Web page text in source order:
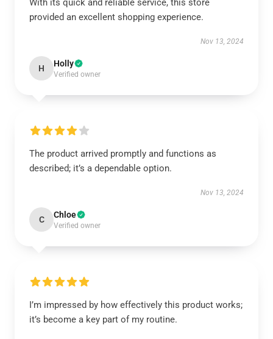
With its quick and reliable service, this store
provided an excellent shopping experience.
Nov 13, 2024
H Holly
Verified owner
The product arrived promptly and functions as
described; it’s a dependable option.
Nov 13, 2024
C Chloe
Verified owner
I’m impressed by how effectively this product works;
it’s become a key part of my routine.